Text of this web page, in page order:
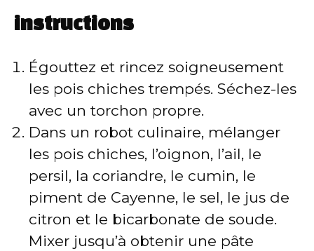
instructions
Égouttez et rincez soigneusement
les pois chiches trempés. Séchez-les
avec un torchon propre.
Dans un robot culinaire, mélanger
les pois chiches, l’oignon, l’ail, le
persil, la coriandre, le cumin, le
piment de Cayenne, le sel, le jus de
citron et le bicarbonate de soude.
Mixer jusqu’à obtenir une pâte